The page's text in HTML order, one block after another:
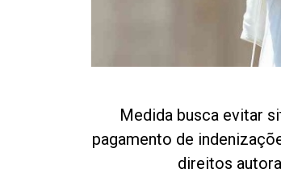
Medida busca evitar
pagamento de
direitos